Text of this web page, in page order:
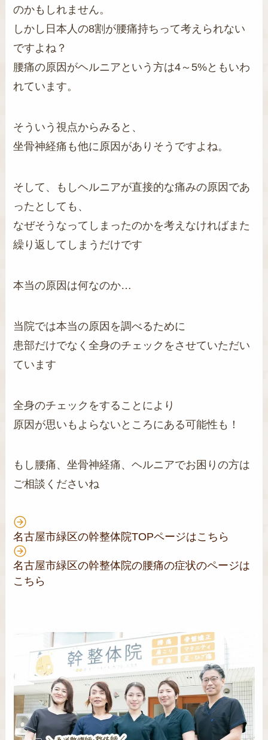
のかもしれません。
しかし日本人の8割が腰痛持ちって考えられない
ですよね？
腰痛の原因がヘルニアという方は4～5%ともいわ
れています。
そういう視点からみると、
坐骨神経痛も他に原因がありそうですよね。
そして、もしヘルニアが直接的な痛みの原因であ
ったとしても、
なぜそうなってしまったのかを考えなければまた
繰り返してしまうだけです
本当の原因は何なのか…
当院では本当の原因を調べるために
患部だけでなく全身のチェックをさせていただい
ています
全身のチェックをすることにより
原因が思いもよらないところにある可能性も！
もし腰痛、坐骨神経痛、ヘルニアでお困りの方は
ご相談くださいね
名古屋市緑区の幹整体院TOPページはこちら
名古屋市緑区の幹整体院の腰痛の症状のページは
こちら